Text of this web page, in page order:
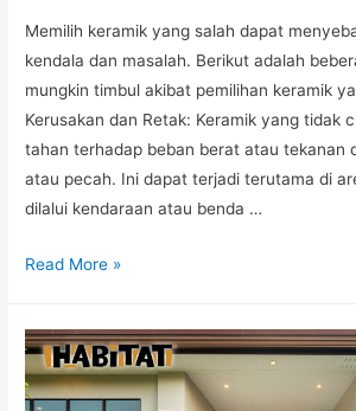
Memilih keramik yang salah dapat
kendala dan masalah. Berikut adalah
mungkin timbul akibat pemilihan keramik
Kerusakan dan Retak: Keramik yang tidak
tahan terhadap beban berat atau tekanan
atau pecah. Ini dapat terjadi terutama di
dilalui kendaraan atau benda …
Read More »